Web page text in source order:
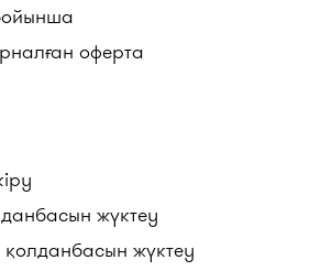
оферта
жүктеу
жүктеу